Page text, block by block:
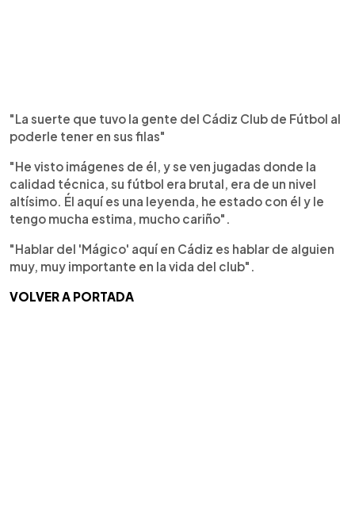
"La suerte que tuvo la gente del Cádiz Club de Fútbol al
poderle tener en sus filas"
"He visto imágenes de él, y se ven jugadas donde la
calidad técnica, su fútbol era brutal, era de un nivel
altísimo. Él aquí es una leyenda, he estado con él y le
tengo mucha estima, mucho cariño".
"Hablar del 'Mágico' aquí en Cádiz es hablar de alguien
muy, muy importante en la vida del club".
VOLVER A PORTADA